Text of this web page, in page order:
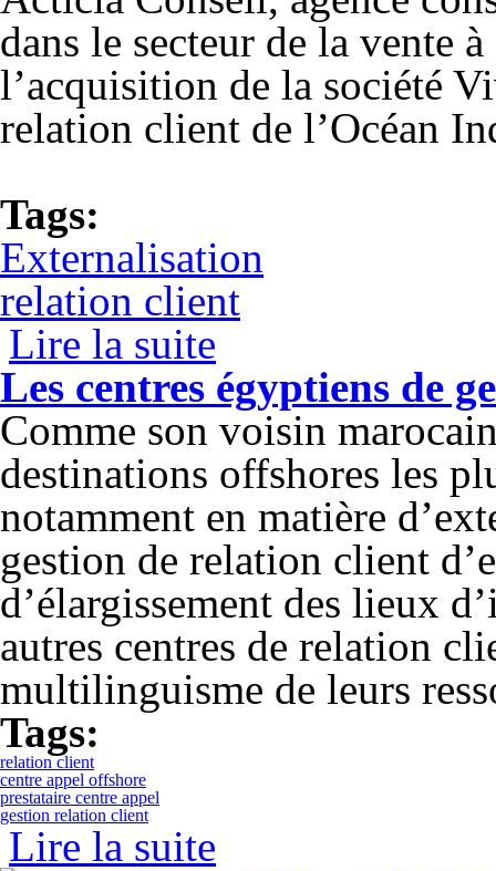
dans le secteur de la vente
l’acquisition de la société
relation client de l’Océan
Tags:
Externalisation
relation client
Lire la suite
Les centres égyptiens de
Comme son voisin
destinations offshores les
notamment en matière
gestion de relation client
d’élargissement des lieux
autres centres de relation
multilinguisme de leurs
Tags:
relation client
centre appel offshore
prestataire centre appel
gestion relation client
Lire la suite